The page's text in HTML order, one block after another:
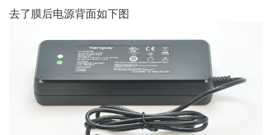
去了膜后电源背面如下图